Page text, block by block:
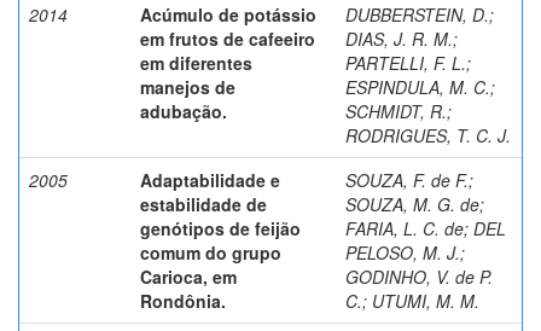
2014
Acúmulo de potássio
em frutos de cafeeiro
em diferentes
manejos de
adubação.
DUBBERSTEIN, D.;
DIAS, J. R. M.;
PARTELLI, F. L.;
ESPINDULA, M. C.;
SCHMIDT, R.;
RODRIGUES, T. C. J.
2005
Adaptabilidade e
estabilidade de
genótipos de feijão
comum do grupo
Carioca, em
Rondônia.
SOUZA, F. de F.;
SOUZA, M. G. de;
FARIA, L. C. de; DEL
PELOSO, M. J.;
GODINHO, V. de P.
C.; UTUMI, M. M.